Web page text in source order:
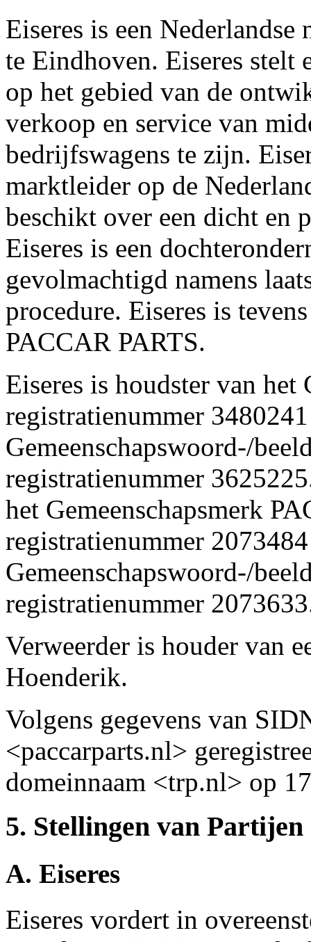
Eiseres is een
te Eindhoven. Eiseres stelt
op het gebied van de
verkoop en service van
bedrijfswagens te zijn.
marktleider op de
beschikt over een dicht en
Eiseres is een
gevolmachtigd namens
procedure. Eiseres is
PACCAR PARTS.
Eiseres is houdster van het
registratienummer
Gemeenschapswoord-/
registratienummer
het Gemeenschapsmerk
registratienummer
Gemeenschapswoord-/
registratienummer
Verweerder is houder van
Hoenderik.
Volgens gegevens van
<paccarparts.nl>
domeinnaam <trp.nl> op
5. Stellingen van Partijen
A. Eiseres
Eiseres vordert in